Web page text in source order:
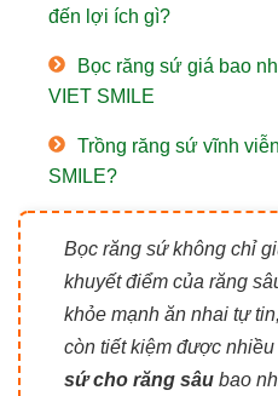
đến lợi ích gì?
Bọc răng sứ giá bao
VIET SMILE
Trồng răng sứ vĩnh
SMILE?
Bọc răng sứ không chỉ
khuyết điểm của răng
khỏe mạnh ăn nhai tự
còn tiết kiệm được
sứ cho răng sâu bao